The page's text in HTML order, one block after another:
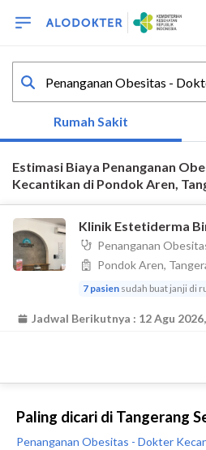
Paling dicari di Tangerang
Penanganan Obesitas - Dokter